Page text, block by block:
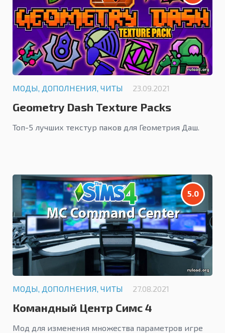
МОДЫ, ДОПОЛНЕНИЯ, ЧИТЫ 23.09.2021
Geometry Dash Texture Packs
Топ-5 лучших текстур паков для Геометрия Даш.
5.0
МОДЫ, ДОПОЛНЕНИЯ, ЧИТЫ 27.08.2021
Командный Центр Симс 4
Мод для изменения множества параметров игре